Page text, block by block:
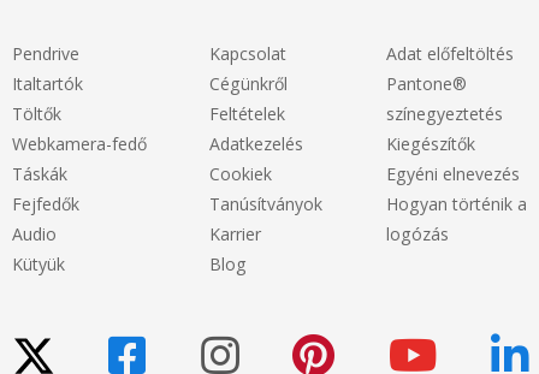
Pendrive
Italtartók
Töltők
Webkamera-fedő
Táskák
Fejfedők
Audio
Kütyük
Kapcsolat
Cégünkről
Feltételek
Adatkezelés
Cookiek
Tanúsítványok
Karrier
Blog
Adat előfeltöltés
Pantone®
színegyeztetés
Kiegészítők
Egyéni elnevezés
Hogyan történik a
logózás